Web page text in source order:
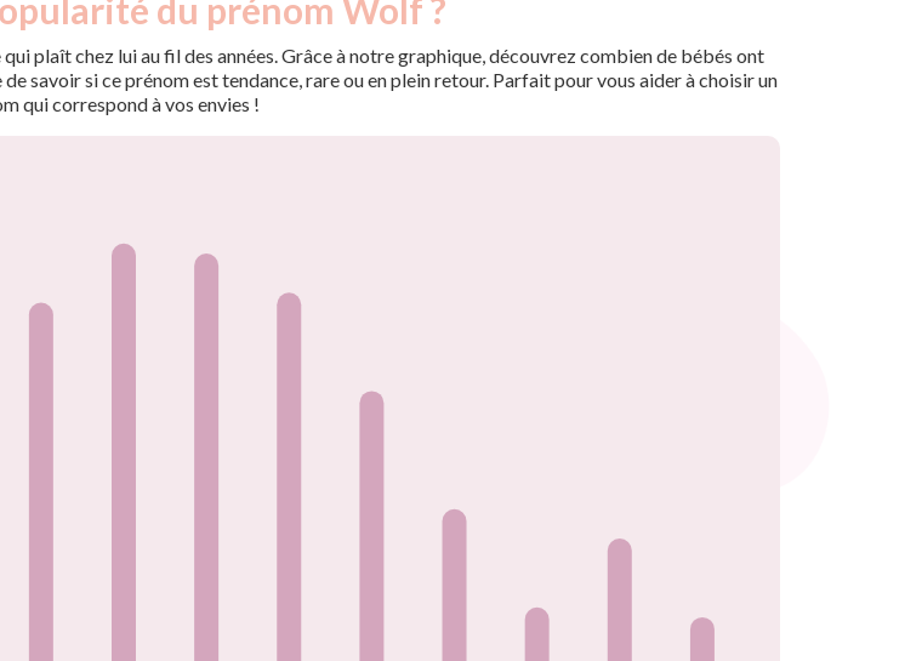
du prénom Wolf ?
plaît chez lui au fil des années. Grâce à notre graphique, découvrez combien de bébés ont
savoir si ce prénom est tendance, rare ou en plein retour. Parfait pour vous aider à choisir un
qui correspond à vos envies !